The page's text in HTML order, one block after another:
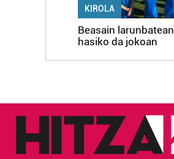
KIROLA
Beasain larunbatean
hasiko da jokoan